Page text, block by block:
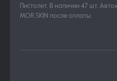
Пистолет. В наличии 47 шт.
MOR.SKIN после оплаты.